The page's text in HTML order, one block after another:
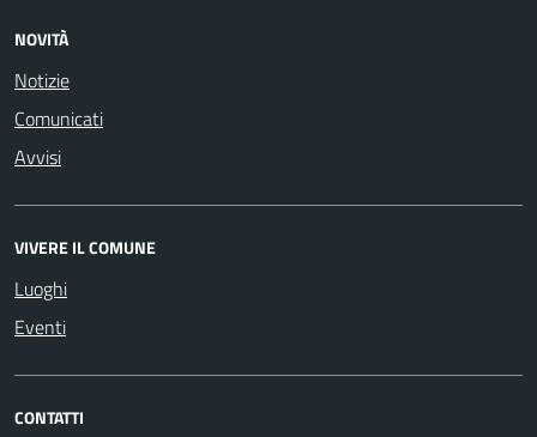
NOVITÀ
Notizie
Comunicati
Avvisi
VIVERE IL COMUNE
Luoghi
Eventi
CONTATTI